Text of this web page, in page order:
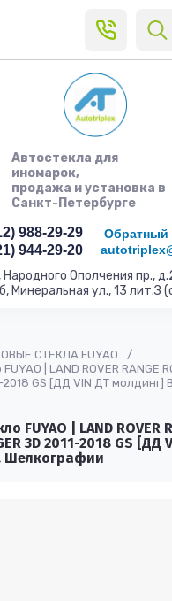
Автостекла для
иномарок,
продажа и установка в
Санкт-Петербурге
988-29-29
944-29-20
Обратный
Народного Ополчения пр.,
Минеральная ул., 13 лит.З
СТЕКЛА FUYAO
/
| LAND ROVER RANGE
2018 GS [ДД VIN ДТ молдинг]
FUYAO | LAND ROVER
3D 2011-2018 GS
Шелкографии